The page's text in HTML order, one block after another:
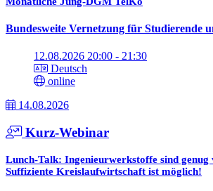
Bundesweite Vernetzung für Studierende
12.08.2026 20:00 - 21:30
Deutsch
online
14.08.2026
Kurz-Webinar
Lunch-Talk: Ingenieurwerkstoffe sind
Suffiziente Kreislaufwirtschaft ist möglich!